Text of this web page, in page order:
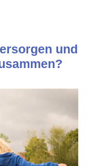
und